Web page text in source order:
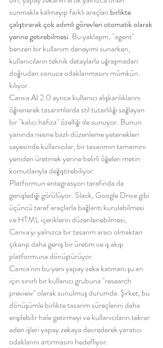
sunmakla kalmayıp farklı araçları birlikte
çalıştırarak çok adımlı görevleri otomatik olarak
yerine getirebilmesi. Bu yaklaşım, "agent"
benzeri bir kullanım deneyimi sunarken,
kullanıcıların teknik detaylarla uğraşmadan
doğrudan sonuca odaklanmasını mümkün
kılıyor.
Canva AI 2.0 ayrıca kullanıcı alışkanlıklarını
öğrenerek tasarımlarda stil tutarlılığı sağlayan
bir "kalıcı hafıza" özelliği de sunuyor. Bunun
yanında nesne bazlı düzenleme yetenekleri
sayesinde kullanıcılar, bir tasarımın tamamını
yeniden üretmek yerine belirli öğeleri metin
komutlarıyla değiştirebiliyor.
Platformun entegrasyon tarafında da
genişlediği görülüyor. Slack, Google Drive gibi
üçüncü taraf araçlarla bağlantı kurulabilmesi
ve HTML içeriklerin düzenlenebilmesi,
Canva'yı yalnızca bir tasarım aracı olmaktan
çıkarıp daha geniş bir üretim ve iş akışı
platformuna dönüştürüyor.
Canva'nın bu yeni yapay zeka katmanı şu an
için sınırlı bir kullanıcı grubuna "research
preview" olarak sunulmuş durumda. Şirket, bu
dönüşümle birlikte tasarım süreçlerini daha
erişilebilir hale getirmeyi ve kullanıcıların tekrar
eden işleri yapay zekaya devrederek yaratıcı
odaklarını artırmasını hedefliyor.